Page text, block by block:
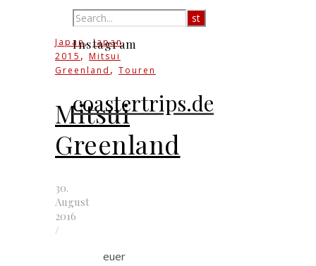
Japan,Japan
2015 , Mitsui
Greenland , Touren
Mitsui
Greenland
30.
August
2016
/
euer
Instagram
coastertrips.de